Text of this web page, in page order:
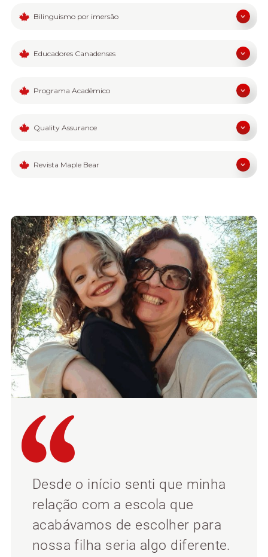
Bilinguismo por imersão
Educadores Canadenses
Programa Acadêmico
Quality Assurance
Revista Maple Bear
Desde o início senti que minha
relação com a escola que
acabávamos de escolher para
nossa filha seria algo diferente.